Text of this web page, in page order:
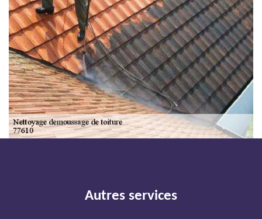
Autres services